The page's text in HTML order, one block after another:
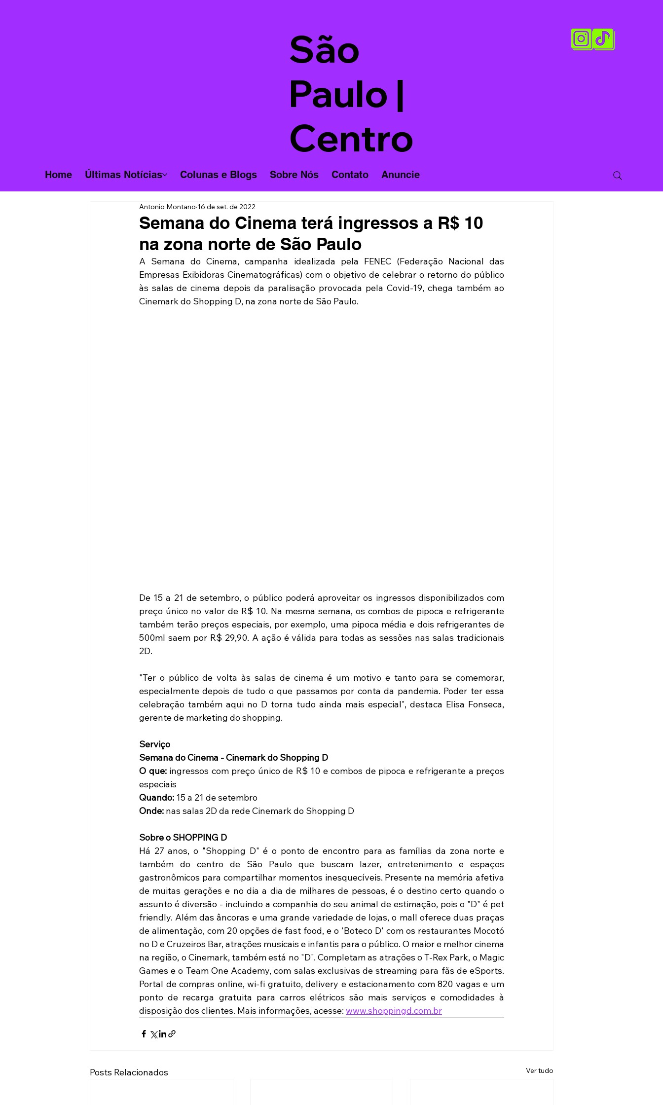
São
Paulo |
Centro
Home Últimas Notícias Colunas e Blogs Sobre Nós Contato Anuncie
Semana do Cinema terá ingressos a R$ 10
na zona norte de São Paulo
Antonio Montano 16 de set. de 2022
A Semana do Cinema, campanha idealizada pela FENEC (Federação Nacional das
Empresas Exibidoras Cinematográficas) com o objetivo de celebrar o retorno do público
às salas de cinema depois da paralisação provocada pela Covid-19, chega também ao
Cinemark do Shopping D, na zona norte de São Paulo.
De 15 a 21 de setembro, o público poderá aproveitar os ingressos disponibilizados com
preço único no valor de R$ 10. Na mesma semana, os combos de pipoca e refrigerante
também terão preços especiais, por exemplo, uma pipoca média e dois refrigerantes de
500ml saem por R$ 29,90. A ação é válida para todas as sessões nas salas tradicionais
2D.
"Ter o público de volta às salas de cinema é um motivo e tanto para se comemorar,
especialmente depois de tudo o que passamos por conta da pandemia. Poder ter essa
celebração também aqui no D torna tudo ainda mais especial", destaca Elisa Fonseca,
gerente de marketing do shopping.
Serviço
Semana do Cinema - Cinemark do Shopping D
O que: ingressos com preço único de R$ 10 e combos de pipoca e refrigerante a preços
especiais
Quando: 15 a 21 de setembro
Onde: nas salas 2D da rede Cinemark do Shopping D
Sobre o SHOPPING D
Há 27 anos, o "Shopping D" é o ponto de encontro para as famílias da zona norte e
também do centro de São Paulo que buscam lazer, entretenimento e espaços
gastronômicos para compartilhar momentos inesquecíveis. Presente na memória afetiva
de muitas gerações e no dia a dia de milhares de pessoas, é o destino certo quando o
assunto é diversão - incluindo a companhia do seu animal de estimação, pois o "D" é pet
friendly. Além das âncoras e uma grande variedade de lojas, o mall oferece duas praças
de alimentação, com 20 opções de fast food, e o 'Boteco D' com os restaurantes Mocotó
no D e Cruzeiros Bar, atrações musicais e infantis para o público. O maior e melhor cinema
na região, o Cinemark, também está no "D". Completam as atrações o T-Rex Park, o Magic
Games e o Team One Academy, com salas exclusivas de streaming para fãs de eSports.
Portal de compras online, wi-fi gratuito, delivery e estacionamento com 820 vagas e um
ponto de recarga gratuita para carros elétricos são mais serviços e comodidades à
disposição dos clientes. Mais informações, acesse: www.shoppingd.com.br
Posts Relacionados Ver tudo